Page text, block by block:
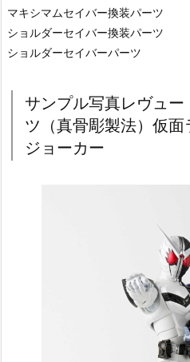
マキシマムセイバー換装パーツ
ショルダーセイバー換装パーツ
ショルダーセイバーパーツ
サンプル写真レヴュ
ツ（真骨彫製法）仮
ジョーカー